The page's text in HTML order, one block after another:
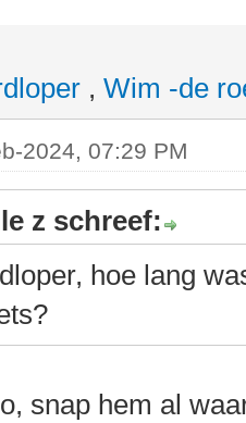
, Wim -de
2024, 07:29 PM
z schreef:
hoe lang
snap hem al